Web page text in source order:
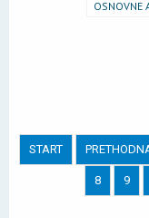
OSNOVNE
START
8 9